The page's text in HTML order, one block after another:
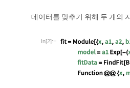
데이터를 맞추기 위해 두 개의
In[2]:=